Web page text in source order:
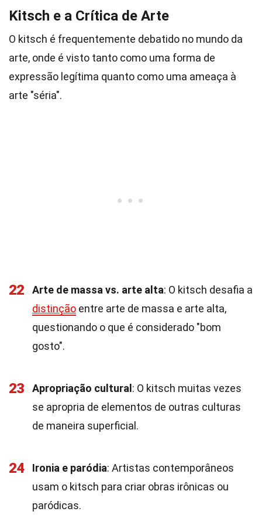
Kitsch e a Crítica de Arte
O kitsch é frequentemente debatido no mundo da
arte, onde é visto tanto como uma forma de
expressão legítima quanto como uma ameaça à
arte "séria".
22 Arte de massa vs. arte alta: O kitsch desafia a
distinção entre arte de massa e arte alta,
questionando o que é considerado "bom
gosto".
23 Apropriação cultural : O kitsch muitas vezes
se apropria de elementos de outras culturas
de maneira superficial.
24 Ironia e paródia: Artistas contemporâneos
usam o kitsch para criar obras irônicas ou
paródicas.